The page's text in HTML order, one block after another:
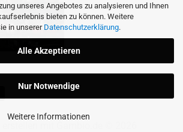
unseres Angebotes zu analysieren und Ihnen
bieten zu können. Weitere
in unserer Datenschutzerklärung.
Alle Akzeptieren
Nur Notwendige
Weitere Informationen